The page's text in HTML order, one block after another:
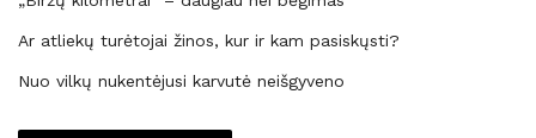
Ar atliekų turėtojai žinos, kur ir kam pasiskųsti?
Nuo vilkų nukentėjusi karvutė neišgyveno